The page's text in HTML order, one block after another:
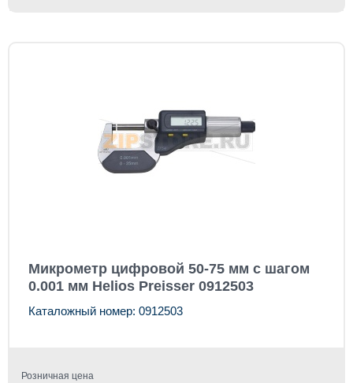
Микрометр цифровой 50-75 мм с шагом
0.001 мм Helios Preisser 0912503
Каталожный номер: 0912503
Розничная цена